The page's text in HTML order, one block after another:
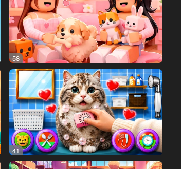
58
41